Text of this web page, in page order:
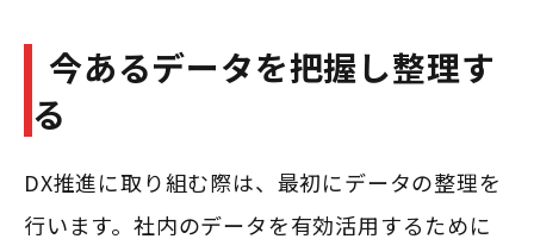
今あるデータを把握し整理す
る
DX推進に取り組む際は、最初にデータの整理を
行います。社内のデータを有効活用するために